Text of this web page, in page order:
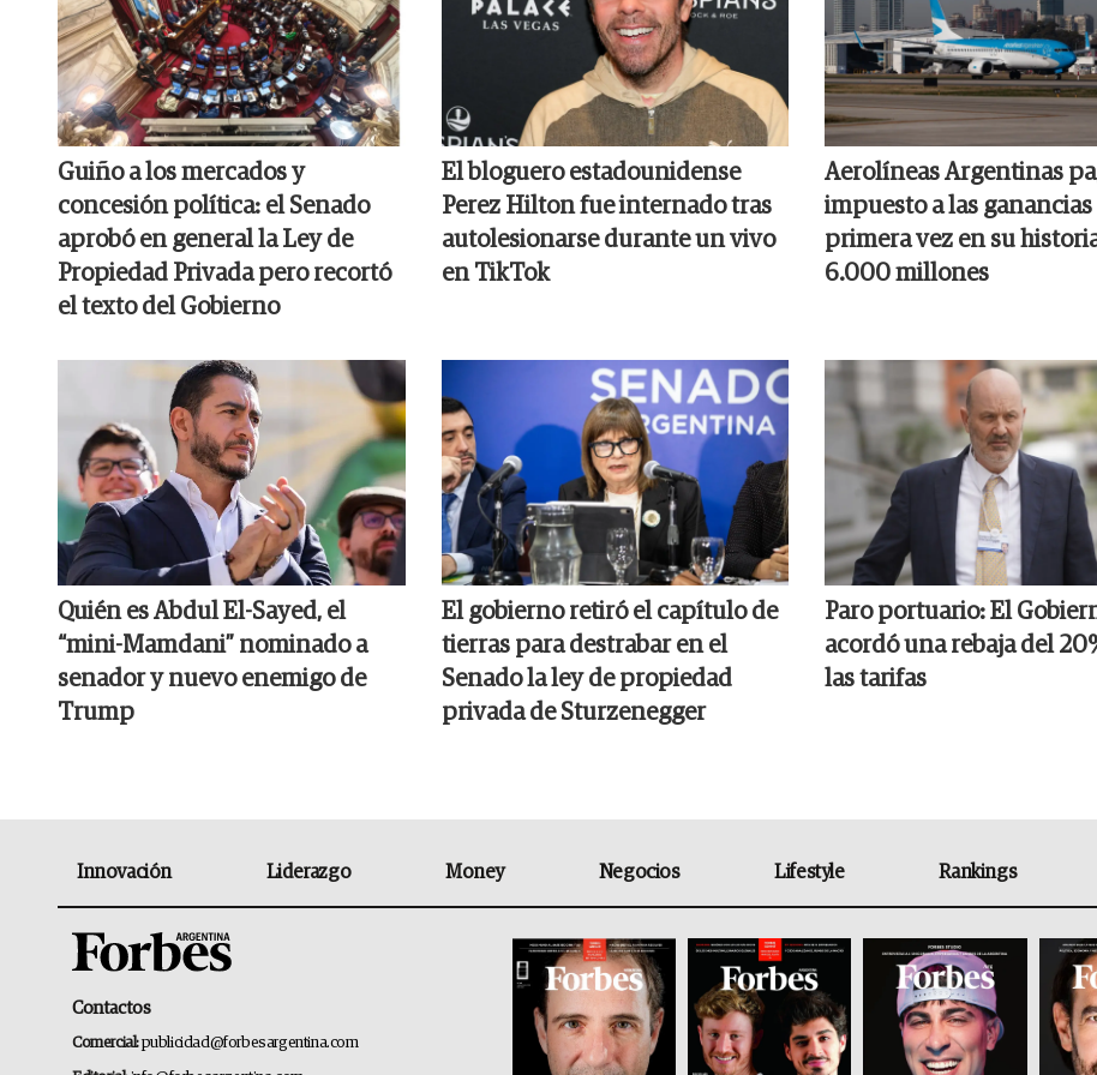
Guiño a los mercados y
concesión política: el Senado
aprobó en general la Ley de
Propiedad Privada pero recortó
el texto del Gobierno
El bloguero estadounidense
Perez Hilton fue internado tras
autolesionarse durante un vivo
en TikTok
Aerolíneas Argentinas
impuesto a las
primera vez en su
6.000 millones
Quién es Abdul El-Sayed, el
“mini-Mamdani” nominado a
senador y nuevo enemigo de
Trump
El gobierno retiró el capítulo de
tierras para destrabar en el
Senado la ley de propiedad
privada de Sturzenegger
Paro portuario: El
acordó una rebaja del
las tarifas
Innovación Liderazgo Money Negocios Lifestyle Rankings
Contactos
Comercial:publicidad@forbesargentina.com